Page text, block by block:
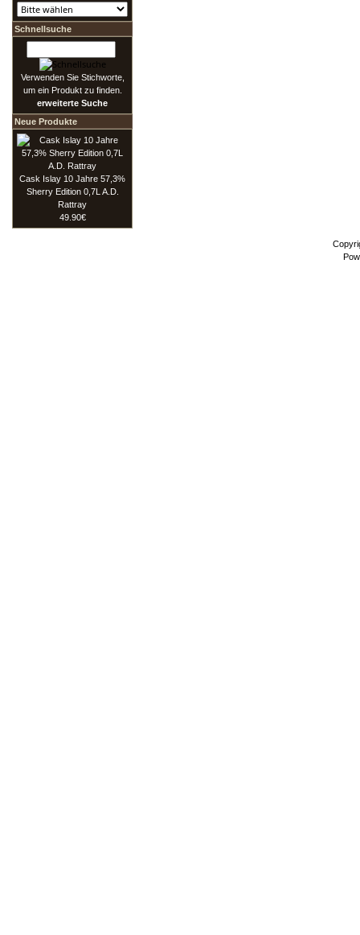
Schnellsuche
Verwenden Sie Stichworte,
um ein Produkt zu finden.
erweiterte Suche
Neue Produkte
Cask Islay 10 Jahre 57,3%
Sherry Edition 0,7L A.D.
Rattray
49.90€